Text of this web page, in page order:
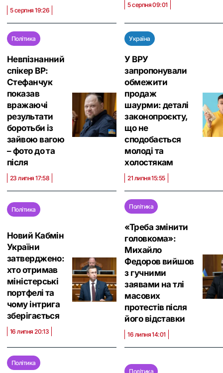
5 серпня 19:26
5 серпня 09:01
Політика
Невпізнанний
спікер ВР:
Стефанчук
показав
вражаючі
результати
боротьби із
зайвою вагою
– фото до та
після
23 липня 17:58
Україна
У ВРУ
запропонували
обмежити
продаж
шаурми: деталі
законопроєкту,
що не
сподобається
молоді та
холостякам
21 липня 15:55
Політика
Новий Кабмін
України
затверджено:
хто отримав
міністерські
портфелі та
чому інтрига
зберігається
16 липня 20:13
Політика
«Треба змінити
головкома»:
Михайло
Федоров вийшов
з гучними
заявами на тлі
масових
протестів після
його відставки
16 липня 14:01
Політика
Політика